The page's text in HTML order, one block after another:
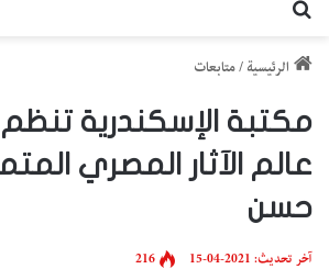
الرئيسية /متابعات
مكتبة الإسكندرية
عالم الآثار المصري
حسن
آخر تحديث: 2021-04-15 216